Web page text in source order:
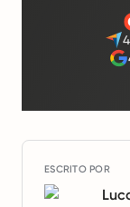
ESCRITO POR